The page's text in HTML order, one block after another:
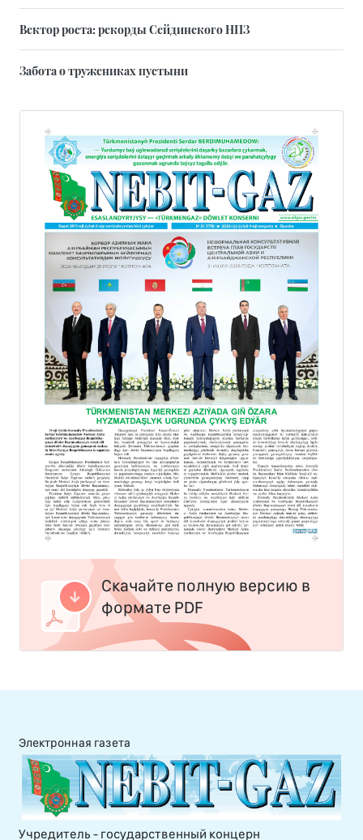
Вектор роста: рекорды Сейдинского НПЗ
Забота о тружениках пустыни
Скачайте полную версию в
формате PDF
Электронная газета
Учредитель - государственный концерн